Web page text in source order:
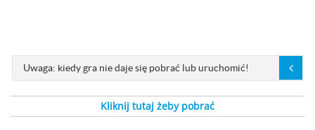
Uwaga: kiedy gra nie daje się pobrać lub uruchomić!
Kliknij tutaj żeby pobrać